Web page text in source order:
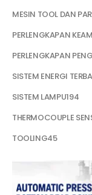
MESIN TOOL DAN
PERLENGKAPAN
PERLENGKAPAN
SISTEM ENERGI
SISTEM LAMPU194
THERMOCOUPLE
TOOLING45